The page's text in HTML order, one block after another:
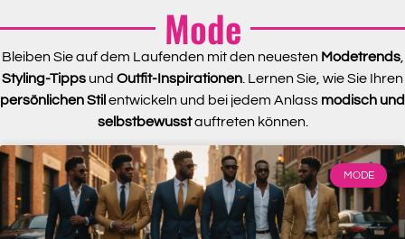
Mode
Bleiben Sie auf dem Laufenden mit den neuesten Modetrends,
Styling-Tipps und Outfit-Inspirationen . Lernen Sie, wie Sie Ihren
persönlichen Stil entwickeln und bei jedem Anlass modisch und
selbstbewusstauftreten können.
MODE